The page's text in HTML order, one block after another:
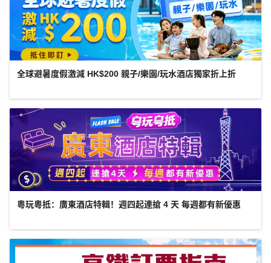
全球避暑度假激減 HK$200 親子/樂園/玩水酒店獨家折上折
粵玩粵抵：廣東酒店特輯！週四起連搶 4 天 每週都有新優惠